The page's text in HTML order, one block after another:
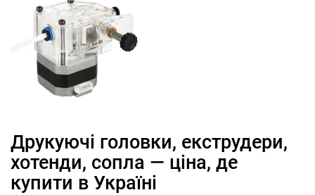
Друкуючі головки, екструдери,
хотенди, сопла — ціна, де
купити в Україні